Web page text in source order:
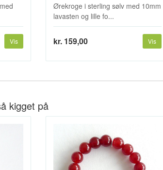
Vis
Ørekroge i sterling sølv med 10mm
lavasten og lille fo...
kr. 159,00 Vis
kigget på